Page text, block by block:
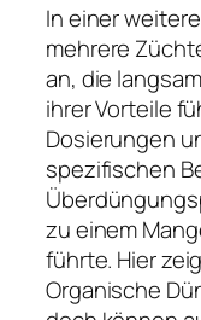
In einer
mehrere
an, die
ihrer Vorteile
Dosierungen
spezifischen
zu einem
führte. Hier
Organische